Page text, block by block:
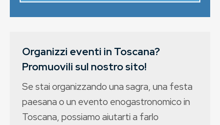
Organizzi eventi in Toscana?
Promuovili sul nostro sito!
Se stai organizzando una sagra, una festa
paesana o un evento enogastronomico in
Toscana, possiamo aiutarti a farlo